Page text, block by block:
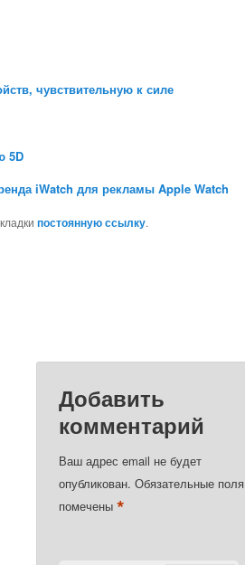
чувствительную к силе
5D
iWatch для рекламы Apple Watch
постоянную ссылку.
Добавить
комментарий
Ваш адрес email не будет
опубликован. Обязательные поля
помечены*